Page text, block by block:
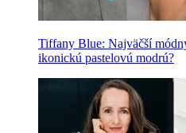
Tiffany Blue: Najväčší
ikonickú pastelovú modrú?